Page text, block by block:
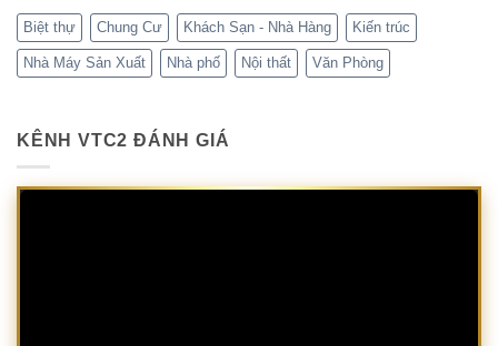
Biệt thự Chung Cư Khách Sạn - Nhà Hàng Kiến trúc
Nhà Máy Sản Xuất Nhà phố Nội thất Văn Phòng
KÊNH VTC2 ĐÁNH GIÁ
Trình